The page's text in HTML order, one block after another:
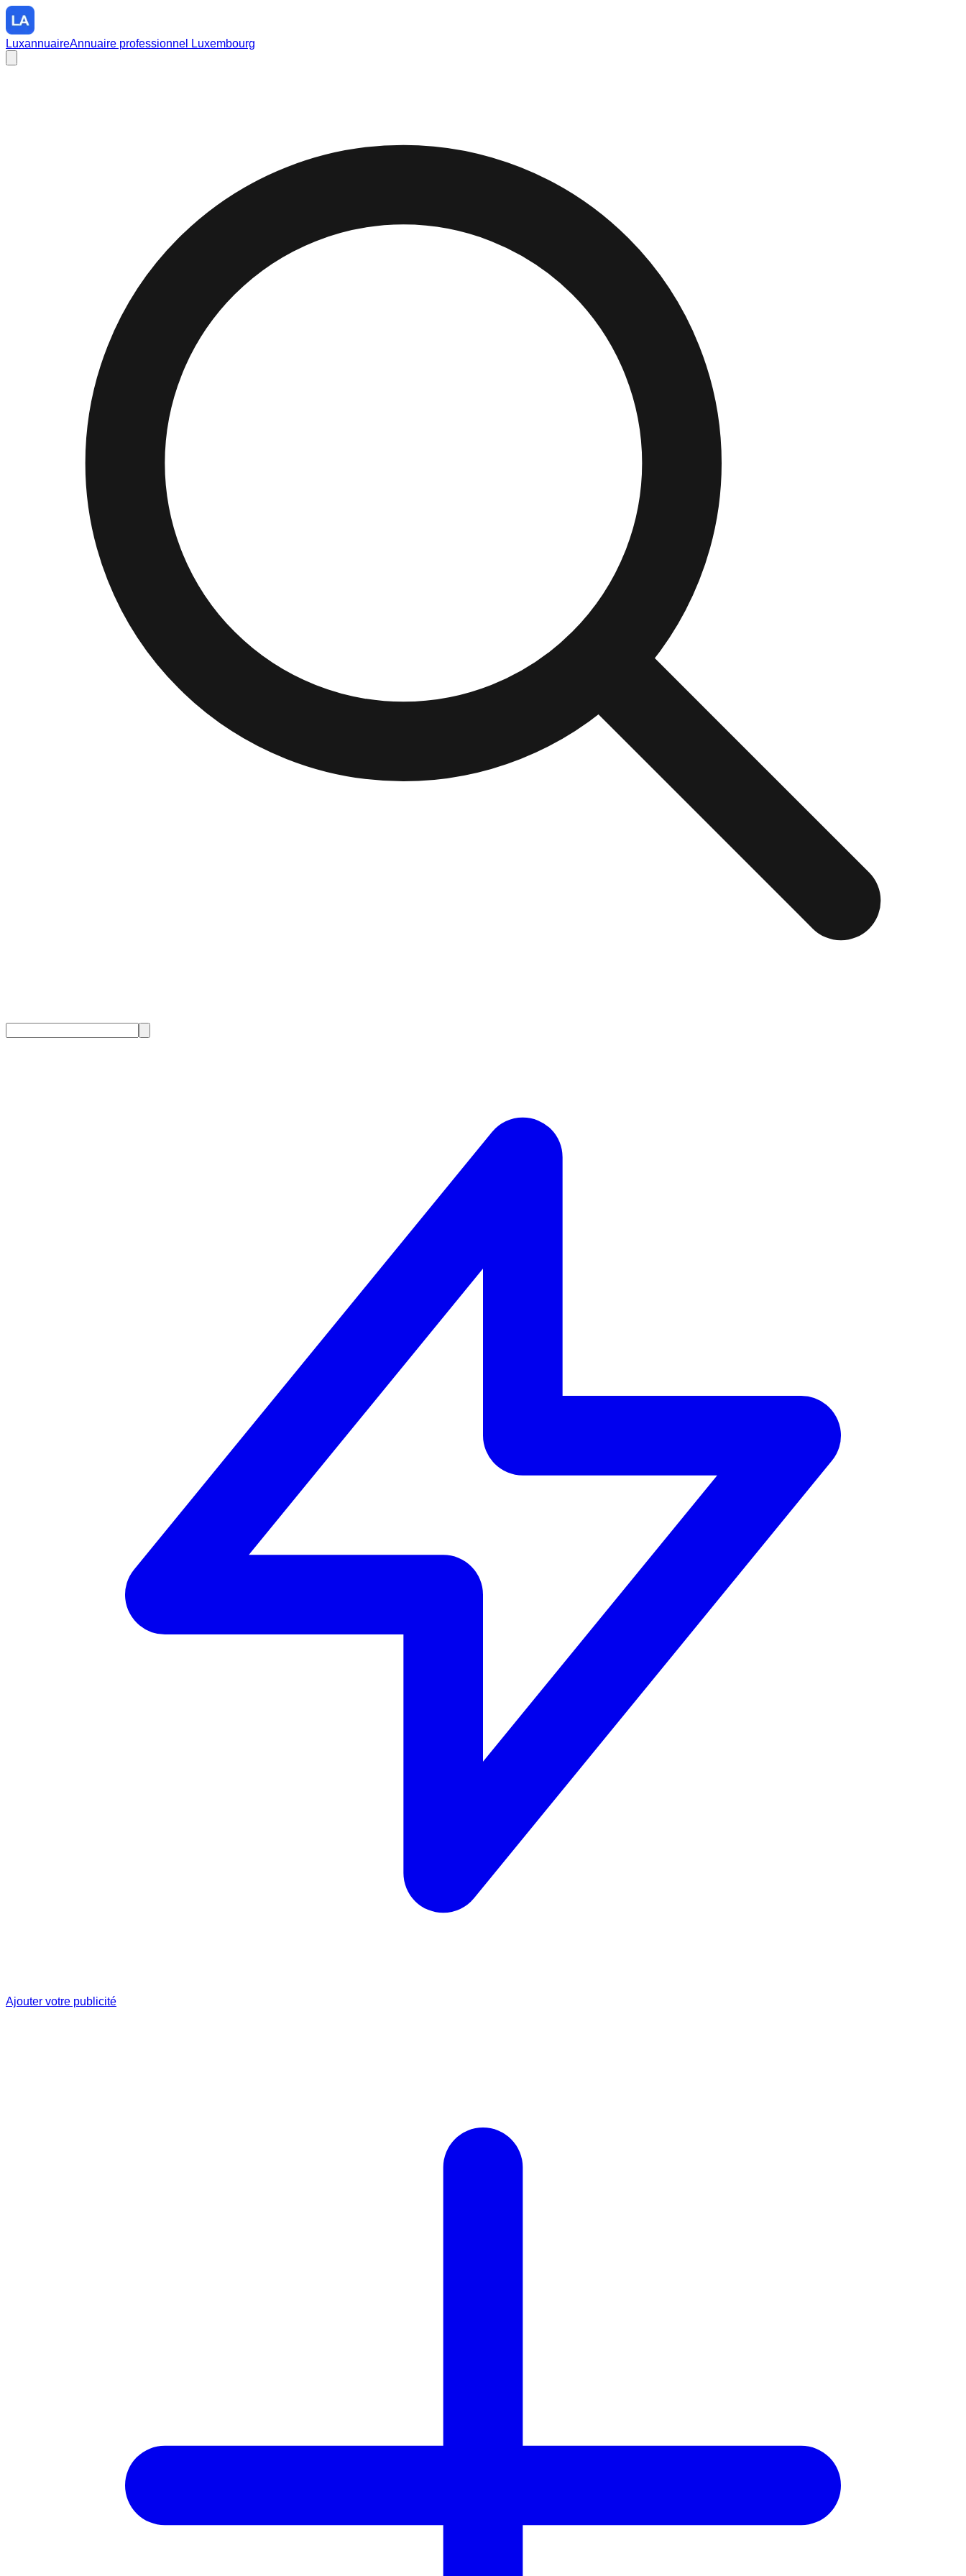
LuxannuaireAnnuaire professionnel Luxembourg
Ajouter votre publicité